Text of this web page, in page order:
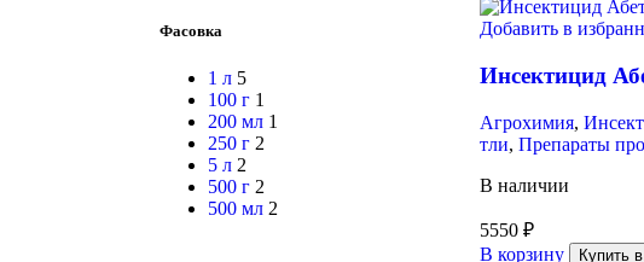
Фасовка
1 л 5
100 г 1
200 мл 1
250 г 2
5 л 2
500 г 2
500 мл 2
Добавить в
Инсектицид
Агрохимия,
тли, Препараты
В наличии
5550 ₽
В корзину
Купить